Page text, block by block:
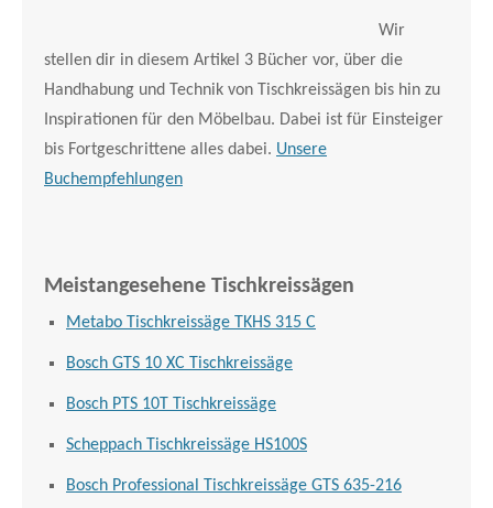
Wir
stellen dir in diesem Artikel 3 Bücher vor, über die
Handhabung und Technik von Tischkreissägen bis hin zu
Inspirationen für den Möbelbau. Dabei ist für Einsteiger
bis Fortgeschrittene alles dabei. Unsere
Buchempfehlungen
Meistangesehene Tischkreissägen
Metabo Tischkreissäge TKHS 315 C
Bosch GTS 10 XC Tischkreissäge
Bosch PTS 10T Tischkreissäge
Scheppach Tischkreissäge HS100S
Bosch Professional Tischkreissäge GTS 635-216